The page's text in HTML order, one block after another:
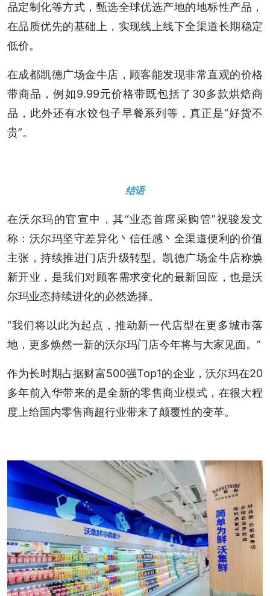
品定制化等方式，甄选全球优选产地的地标性产品，
在品质优先的基础上，实现线上线下全渠道长期稳定
低价。
在成都凯德广场金牛店，顾客能发现非常直观的价格
带商品，例如9.99元价格带既包括了30多款烘焙商
品，此外还有水饺包子早餐系列等，真正是“好货不
贵”。
结语
在沃尔玛的官宣中，其“业态首席采购管”祝骏发文
称：沃尔玛坚守差异化丶信任感丶全渠道便利的价值
主张，持续推进门店升级转型。凯德广场金牛店称焕
新开业，是我们对顾客需求变化的最新回应，也是沃
尔玛业态持续进化的必然选择。
“我们将以此为起点，推动新一代店型在更多城市落
地，更多焕然一新的沃尔玛门店今年将与大家见面。”
作为长时期占据财富500强Top1的企业，沃尔玛在20
多年前入华带来的是全新的零售商业模式，在很大程
度上给国内零售商超行业带来了颠覆性的变革。